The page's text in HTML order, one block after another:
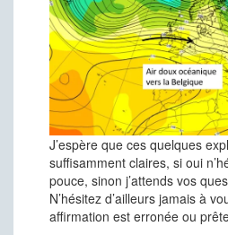
J’espère que ces quelques
suffisamment claires, si oui
pouce, sinon j’attends vos
N’hésitez d’ailleurs jamais à
affirmation est erronée ou